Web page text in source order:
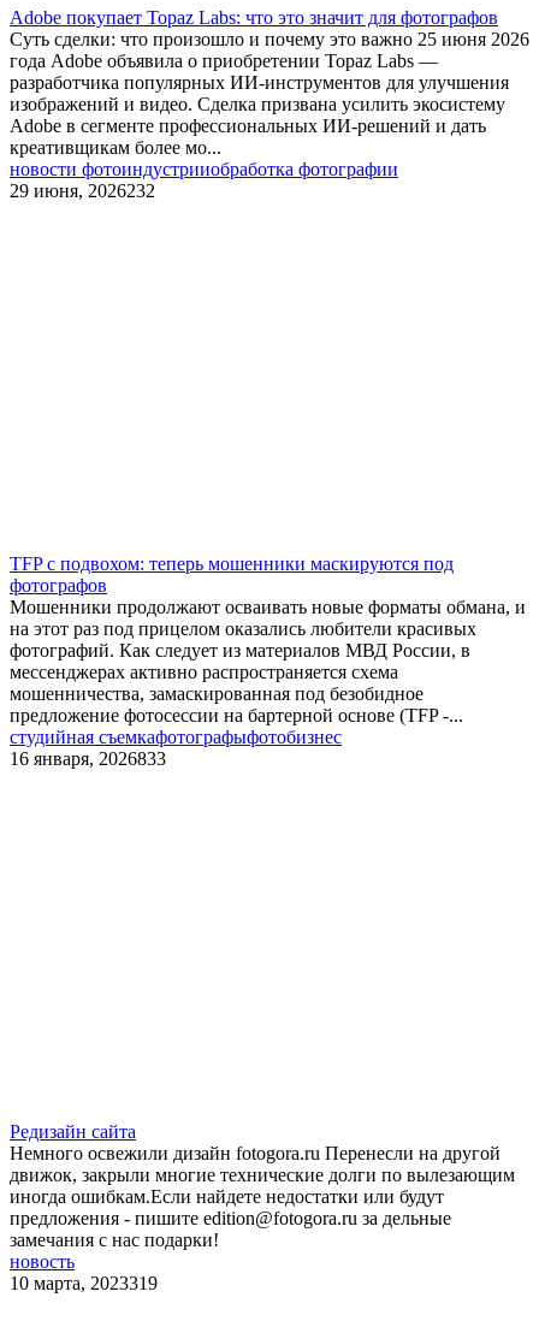
Adobe покупает Topaz Labs: что это значит для фотографов
Суть сделки: что произошло и почему это важно 25 июня 2026
года Adobe объявила о приобретении Topaz Labs —
разработчика популярных ИИ‑инструментов для улучшения
изображений и видео. Сделка призвана усилить экосистему
Adobe в сегменте профессиональных ИИ‑решений и дать
креативщикам более мо...
новости фотоиндустрииобработка фотографии
29 июня, 2026232
TFP с подвохом: теперь мошенники маскируются под
фотографов
Мошенники продолжают осваивать новые форматы обмана, и
на этот раз под прицелом оказались любители красивых
фотографий. Как следует из материалов МВД России, в
мессенджерах активно распространяется схема
мошенничества, замаскированная под безобидное
предложение фотосессии на бартерной основе (TFP -...
студийная съемкафотографыфотобизнес
16 января, 2026833
Редизайн сайта
Немного освежили дизайн fotogora.ru Перенесли на другой
движок, закрыли многие технические долги по вылезающим
иногда ошибкам.Если найдете недостатки или будут
предложения - пишите edition@fotogora.ru за дельные
замечания с нас подарки!
новость
10 марта, 2023319